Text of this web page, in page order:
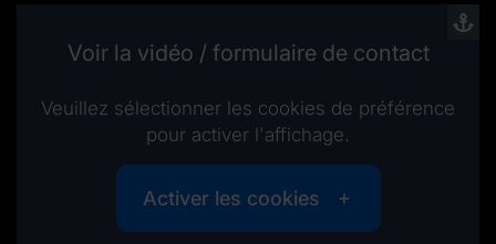
Voir la vidéo / formulaire de contact
Veuillez sélectionner les cookies de préférence
pour activer l'affichage.
Activer les cookies